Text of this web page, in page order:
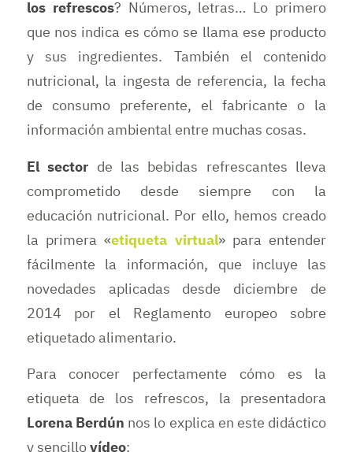
los refrescos? Números, letras… Lo primero
que nos indica es cómo se llama ese producto
y sus ingredientes. También el contenido
nutricional, la ingesta de referencia, la fecha
de consumo preferente, el fabricante o la
información ambiental entre muchas cosas.
El sector de las bebidas refrescantes lleva
comprometido desde siempre con la
educación nutricional. Por ello, hemos creado
la primera «etiqueta virtual» para entender
fácilmente la información, que incluye las
novedades aplicadas desde diciembre de
2014 por el Reglamento europeo sobre
etiquetado alimentario.
Para conocer perfectamente cómo es la
etiqueta de los refrescos, la presentadora
Lorena Berdún nos lo explica en este didáctico
y sencillovídeo: